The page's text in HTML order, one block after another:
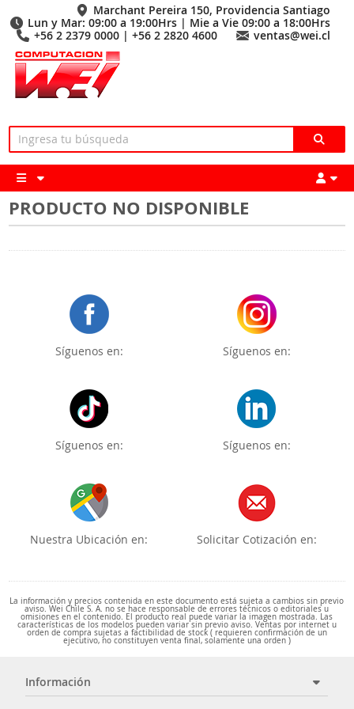
Marchant Pereira 150, Providencia Santiago
Lun y Mar: 09:00 a 19:00Hrs | Mie a Vie 09:00 a 18:00Hrs
+56 2 2379 0000 | +56 2 2820 4600
ventas@wei.cl
PRODUCTO NO DISPONIBLE
Síguenos en: Síguenos en:
Síguenos en: Síguenos en:
Nuestra Ubicación en: Solicitar Cotización en:
La información y precios contenida en este documento está sujeta a cambios sin previo
aviso. Wei Chile S. A. no se hace responsable de errores técnicos o editoriales u
omisiones en el contenido. El producto real puede variar la imagen mostrada. Las
características de los modelos pueden variar sin previo aviso. Ventas por internet u
orden de compra sujetas a factibilidad de stock ( requieren confirmación de un
ejecutivo, no constituyen venta final, solamente una orden )
Información